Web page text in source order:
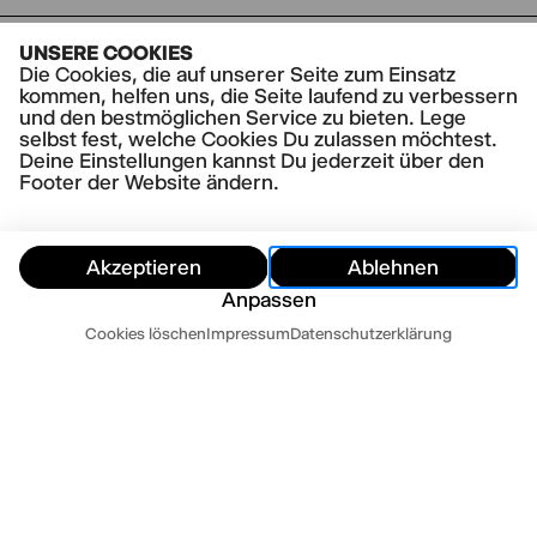
UNSERE COOKIES
Die Cookies, die auf unserer Seite zum Einsatz
kommen, helfen uns, die Seite laufend zu verbessern
und den bestmöglichen Service zu bieten. Lege
selbst fest, welche Cookies Du zulassen möchtest.
Deine Einstellungen kannst Du jederzeit über den
Footer der Website ändern.
Akzeptieren
Ablehnen
Anpassen
Cookies löschenImpressumDatenschutzerklärung
Termine
ZUR ZEIT SIND KEINE VORSTELLUNGSTERMINE
VERFÜGBAR.